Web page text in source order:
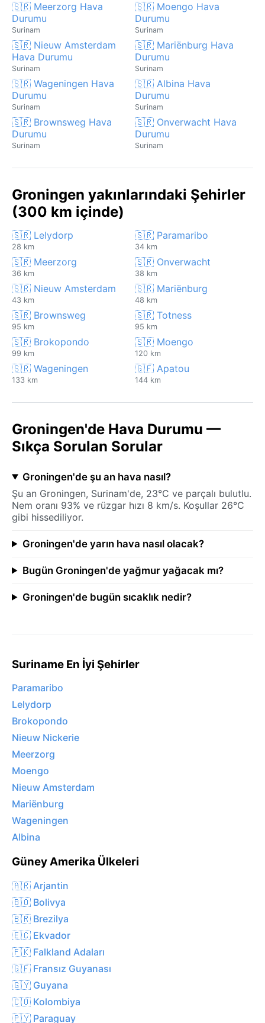
🇸🇷 Meerzorg Hava
Durumu
Surinam
🇸🇷 Moengo Hava
Durumu
Surinam
🇸🇷 Nieuw Amsterdam
Hava Durumu
Surinam
🇸🇷 Mariënburg Hava
Durumu
Surinam
🇸🇷 Wageningen Hava
Durumu
Surinam
🇸🇷 Albina Hava
Durumu
Surinam
🇸🇷 Brownsweg Hava
Durumu
Surinam
🇸🇷 Onverwacht Hava
Durumu
Surinam
Groningen yakınlarındaki Şehirler
(300 km içinde)
🇸🇷 Lelydorp
28 km
🇸🇷 Paramaribo
34 km
🇸🇷 Meerzorg
36 km
🇸🇷 Onverwacht
38 km
🇸🇷 Nieuw Amsterdam
43 km
🇸🇷 Mariënburg
48 km
🇸🇷 Brownsweg
95 km
🇸🇷 Totness
95 km
🇸🇷 Brokopondo
99 km
🇸🇷 Moengo
120 km
🇸🇷 Wageningen
133 km
🇬🇫 Apatou
144 km
Groningen'de Hava Durumu —
Sıkça Sorulan Sorular
Groningen'de şu an hava nasıl?
Şu an Groningen, Surinam'de, 23°C ve parçalı bulutlu.
Nem oranı 93% ve rüzgar hızı 8 km/s. Koşullar 26°C
gibi hissediliyor.
Groningen'de yarın hava nasıl olacak?
Bugün Groningen'de yağmur yağacak mı?
Groningen'de bugün sıcaklık nedir?
Suriname En İyi Şehirler
Paramaribo
Lelydorp
Brokopondo
Nieuw Nickerie
Meerzorg
Moengo
Nieuw Amsterdam
Mariënburg
Wageningen
Albina
Güney Amerika Ülkeleri
🇦🇷 Arjantin
🇧🇴 Bolivya
🇧🇷 Brezilya
🇪🇨 Ekvador
🇫🇰 Falkland Adaları
🇬🇫 Fransız Guyanası
🇬🇾 Guyana
🇨🇴 Kolombiya
🇵🇾 Paraguay